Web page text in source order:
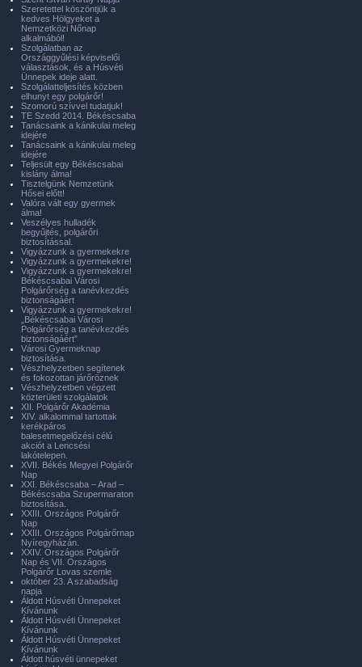
Szeretettel köszöntjük a
kedves Hölgyeket a
Nemzetközi Nőnap
alkalmából!
Szolgálatban az
Országgyűlési képviselői
választások, és a Húsvéti
Ünnepek ideje alatt.
Szolgálatteljesítés közben
elhunyt egy polgárőr!
Szomorú szívvel tudatjuk!
TE Szedd 2014. Békéscsaba
Tanácsaink a kánikulai meleg
idejére
Tanácsaink a kánikulai meleg
idejére
Teljesült egy Békéscsabai
kislány álma!
Tisztelgünk Nemzetünk
Hősei előtt!
Valóra vált egy gyermek
álma!
Veszélyes hulladék
begyűjtés, polgárőri
biztosítással.
Vigyázzunk a gyermekekre
Vigyázzunk a gyermekekre!
Vigyázzunk a gyermekekre!
Békéscsabai Városi
Polgárőrség a tanévkezdés
biztonságáért
Vigyázzunk a gyermekekre!
„Békéscsabai Városi
Polgárőrség a tanévkezdés
biztonságáért”
Városi Gyermeknap
biztosítása.
Vészhelyzetben segítenek
és fokozottan járőröznek
Vészhelyzetben végzett
közterületi szolgálatok
XII. Polgárőr Akadémia
XIV. alkalommal tartottak
kerékpáros
balesetmegelőzési célú
akciót a Lencsési
lakótelepen.
XVII. Békés Megyei Polgárőr
Nap
XXI. Békéscsaba – Arad –
Békéscsaba Szupermaraton
biztosítása.
XXIII. Országos Polgárőr
Nap
XXIII. Országos Polgárőrnap
Nyíregyházán.
XXIV. Országos Polgárőr
Nap és VII. Országos
Polgárőr Lovas szemle
október 23. A szabadság
napja
Áldott Húsvéti Ünnepeket
Kívánunk
Áldott Húsvéti Ünnepeket
Kívánunk
Áldott Húsvéti Ünnepeket
Kívánunk
Áldott húsvéti ünnepeket